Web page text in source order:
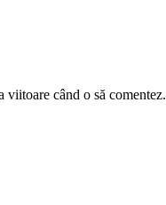
viitoare când o să comentez.